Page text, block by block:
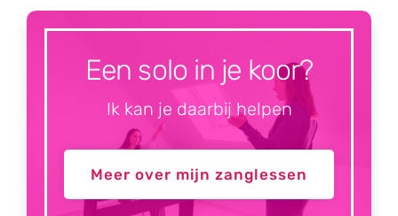
Een solo in je koor?
Ik kan je daarbij helpen
Meer over mijn zanglessen